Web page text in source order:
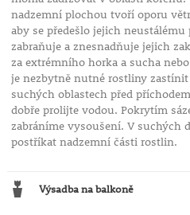
nadzemní plochou tvoří oporu
aby se předešlo jejich
zabraňuje a znesnadňuje jejich
za extrémního horka a sucha
je nezbytně nutné rostliny
suchých oblastech před
dobře prolijte vodou. Pokrytím
zabráníme vysoušení. V suchých
postříkat nadzemní části rostlin.
Výsadba na balkoně